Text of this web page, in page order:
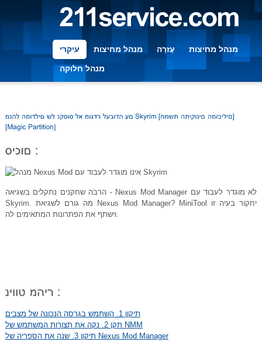
עיקרי מנהל מחיצות עֶזרָה מנהל מחיצות
מנהל חלוקה
הרבה שחקנים נתקלים בשגיאה - Nexus Mod Manager לא מוגדר לעבוד עם
Skyrim. מה גורם לשגיאת Nexus Mod Manager? MiniTool יחקור בעיה זו
וישתף את הפתרונות המתאימים לה.
תיקון 1. השתמש בגרסה הנכונה של מצבים
תקן 2. נקה את תצורות המשתמש של NMM
תיקון 3. שנה את הספריה של Nexus Mod Manager